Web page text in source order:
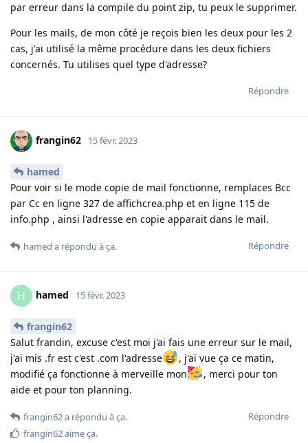
par erreur dans la compile du point zip, tu peux le supprimer.
Pour les mails, de mon côté je reçois bien les deux pour les 2
cas, j'ai utilisé la même procédure dans les deux fichiers
concernés. Tu utilises quel type d'adresse?
Répondre
frangin62 15 févr. 2023
hamed
Pour voir si le mode copie de mail fonctionne, remplaces Bcc
par Cc en ligne 327 de affichcrea.php et en ligne 115 de
info.php , ainsi l'adresse en copie apparait dans le mail.
Répondre
hamed a répondu à ça.
H hamed 15 févr. 2023
frangin62
Salut frandin, excuse c'est moi j'ai fais une erreur sur le mail,
j'ai mis .fr est c'est .com l'adresse
, j'ai vue ça ce matin,
modifié ça fonctionne à merveille mon
, merci pour ton
aide et pour ton planning.
Répondre
frangin62a répondu à ça.
frangin62aime ça.